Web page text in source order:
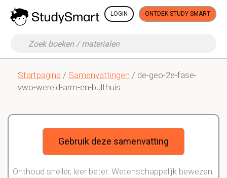
LOGIN ONTDEK STUDY SMART
Startpagina / Samenvattingen / de-geo-2e-fase-
vwo-wereld-arm-en-bulthuis
Gebruik deze samenvatting
Onthoud sneller, leer beter. Wetenschappelijk bewezen.